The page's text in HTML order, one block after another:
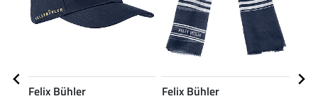
Felix Bühler
Felix Bühler